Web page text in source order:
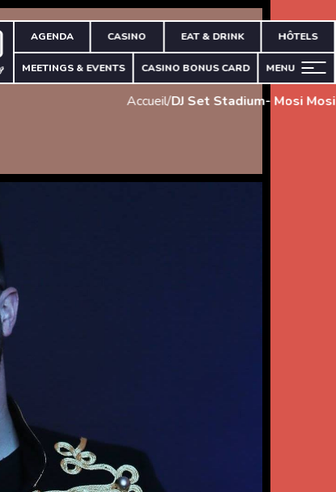
AGENDA CASINO EAT & DRINK HÔTELS
MEETINGS & EVENTS CASINO BONUS CARD MENU
Accueil/DJ Set Stadium- Mosi Mosi